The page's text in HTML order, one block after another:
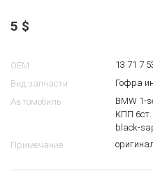
5 $
OEM
13 71 7
Вид запчасти
Гофра
Автомобиль
BMW 1-
КПП 6ст.
black-
Примечание